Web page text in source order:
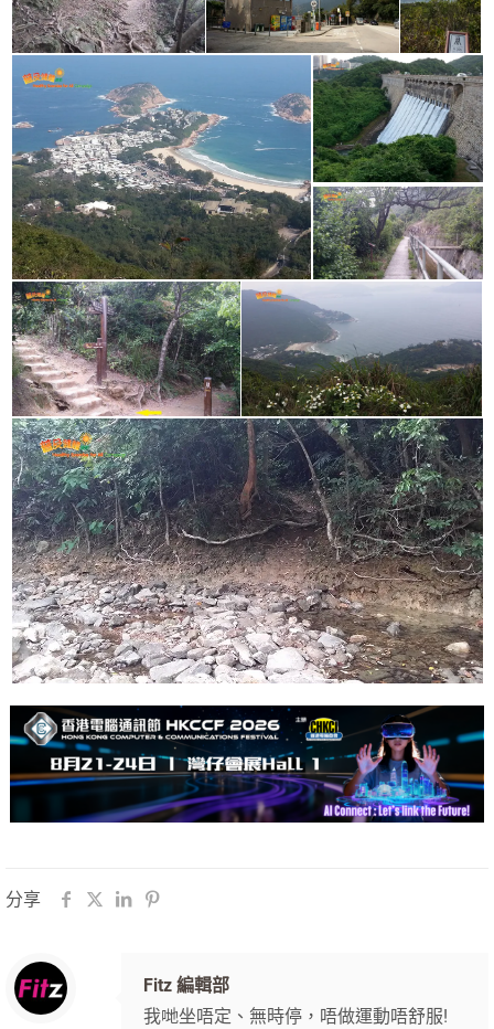
分享
Fitz 編輯部
我哋坐唔定、無時停，唔做運動唔舒服!